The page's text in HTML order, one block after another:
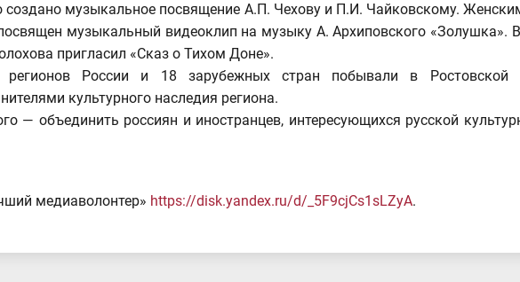
музыкальное посвящение А.П. Чехову и П.И. Чайковскому.
музыкальный видеоклип на музыку А. Архиповского «Золушка».
пригласил «Сказ о Тихом Доне».
России и 18 зарубежных стран побывали в Ростовской
культурного наследия региона.
— объединить россиян и иностранцев, интересующихся русской
медиаволонтер» https://disk.yandex.ru/d/_5F9cjCs1sLZyA.